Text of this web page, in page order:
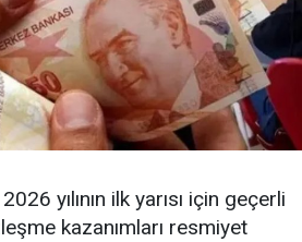
yılının ilk yarısı için geçerli
kazanımları resmiyet